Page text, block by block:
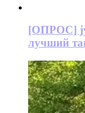
[ОПРОС]
лучший